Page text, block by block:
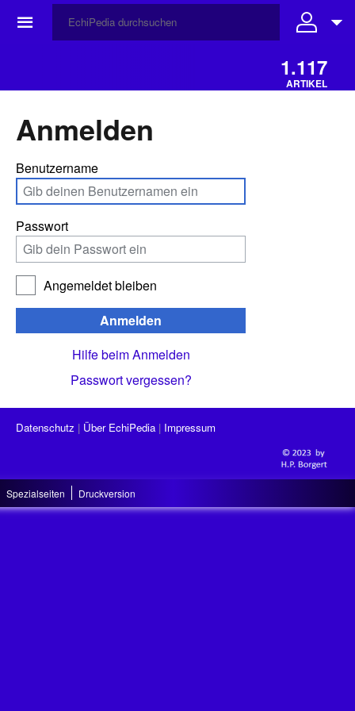
☰
1.117
ARTIKEL
Anmelden
Benutzername
Passwort
Angemeldet bleiben
Anmelden
Hilfe beim Anmelden
Passwort vergessen?
Datenschutz Über EchiPedia Impressum
Spezialseiten Druckversion